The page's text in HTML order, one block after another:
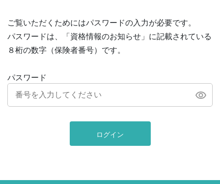
ご覧いただくためにはパスワードの入力が必要です。
パスワードは、「資格情報のお知らせ」に記載されている
８桁の数字（保険者番号）です。
パスワード
ログイン